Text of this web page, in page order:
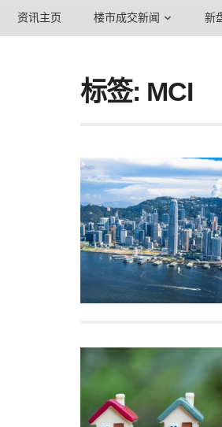
资讯主页 楼市成交新闻 新
标签: MCI